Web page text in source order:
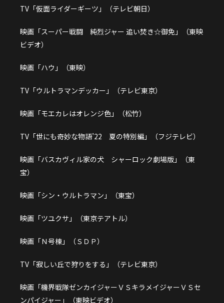
TV「仮面ライダーギーツ」（テレビ朝日）
映画「スーパー戦闘 純烈ジャー 追い焚き☆御免」（東映
ビデオ）
映画「ハウ」（東映）
TV「ウルトラマンデッカー」（テレビ東京）
映画「モエカレはオレンジ色」（松竹）
TV「世にも奇妙な物語’22 夏の特別編」（フジテレビ）
映画「バスカヴィル家の犬 シャーロック劇場版」（東
宝）
映画「シン・ウルトラマン」（東宝）
映画「ツユクサ」（東京テアトル）
映画「Ｎ号棟」（ＳＤＰ）
TV「寂しい丘で狩りをする」（テレビ東京）
映画「機界戦隊ゼンカイジャーＶＳキラメイジャーＶＳセ
ンパイジャー」（東映ビデオ）